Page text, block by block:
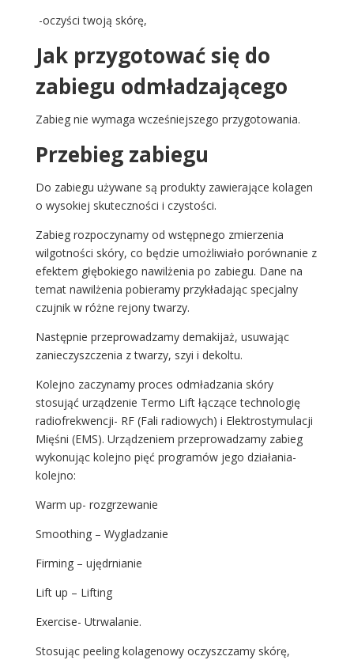
-oczyści twoją skórę,
Jak przygotować się do
zabiegu odmładzającego
Zabieg nie wymaga wcześniejszego przygotowania.
Przebieg zabiegu
Do zabiegu używane są produkty zawierające kolagen
o wysokiej skuteczności i czystości.
Zabieg rozpoczynamy od wstępnego zmierzenia
wilgotności skóry, co będzie umożliwiało porównanie z
efektem głębokiego nawilżenia po zabiegu. Dane na
temat nawilżenia pobieramy przykładając specjalny
czujnik w różne rejony twarzy.
Następnie przeprowadzamy demakijaż, usuwając
zanieczyszczenia z twarzy, szyi i dekoltu.
Kolejno zaczynamy proces odmładzania skóry
stosująć urządzenie Termo Lift łączące technologię
radiofrekwencji- RF (Fali radiowych) i Elektrostymulacji
Mięśni (EMS). Urządzeniem przeprowadzamy zabieg
wykonując kolejno pięć programów jego działania-
kolejno:
Warm up- rozgrzewanie
Smoothing – Wygladzanie
Firming – ujędrnianie
Lift up – Lifting
Exercise- Utrwalanie.
Stosując peeling kolagenowy oczyszczamy skórę,